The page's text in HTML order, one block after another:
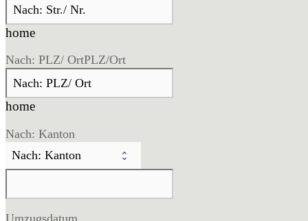
home
Nach: PLZ/ OrtPLZ/Ort
home
Nach: Kanton